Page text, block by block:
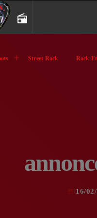
radio
Street Rock Rock
16/